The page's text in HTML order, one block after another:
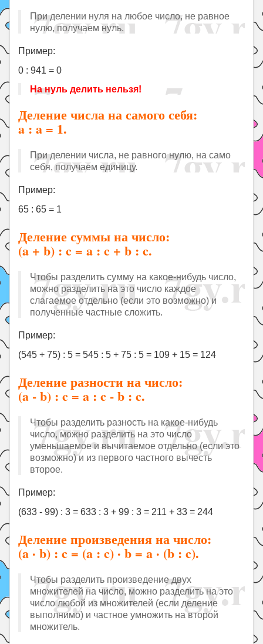
При делении нуля на любое число, не равное
нулю, получаем нуль.
Пример:
0 : 941 = 0
На нуль делить нельзя!
Деление числа на самого себя:
a : a = 1.
При делении числа, не равного нулю, на само
себя, получаем единицу.
Пример:
65 : 65 = 1
Деление суммы на число:
(a + b) : c = a : c + b : c.
Чтобы разделить сумму на какое-нибудь число,
можно разделить на это число каждое
слагаемое отдельно (если это возможно) и
полученные частные сложить.
Пример:
(545 + 75) : 5 = 545 : 5 + 75 : 5 = 109 + 15 = 124
Деление разности на число:
(a - b) : c = a : c - b : c.
Чтобы разделить разность на какое-нибудь
число, можно разделить на это число
уменьшаемое и вычитаемое отдельно (если это
возможно) и из первого частного вычесть
второе.
Пример:
(633 - 99) : 3 = 633 : 3 + 99 : 3 = 211 + 33 = 244
Деление произведения на число:
(a · b) : c = (a : c) · b = a · (b : c).
Чтобы разделить произведение двух
множителей на число, можно разделить на это
число любой из множителей (если деление
выполнимо) и частное умножить на второй
множитель.